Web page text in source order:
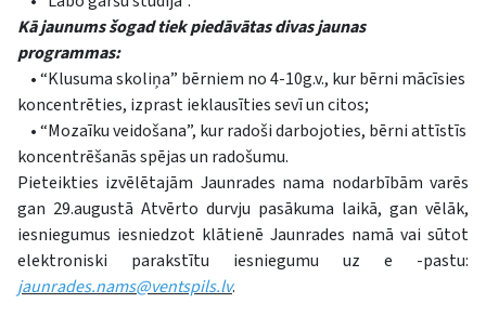
Kā jaunums šogad tiek piedāvātas divas jaunas
programmas:
• “Klusuma skoliņa” bērniem no 4-10g.v., kur bērni mācīsies
koncentrēties, izprast ieklausīties sevī un citos;
• “Mozaīku veidošana”, kur radoši darbojoties, bērni attīstīs
koncentrēšanās spējas un radošumu.
Pieteikties izvēlētajām Jaunrades nama nodarbībām varēs
gan 29.augustā Atvērto durvju pasākuma laikā, gan vēlāk,
iesniegumus iesniedzot klātienē Jaunrades namā vai sūtot
elektroniski parakstītu iesniegumu uz e -pastu:
jaunrades.nams@ventspils.lv.